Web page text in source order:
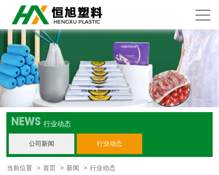
NEWS 行业动态
公司新闻 行业动态
当前位置 > 首页 > 新闻 > 行业动态